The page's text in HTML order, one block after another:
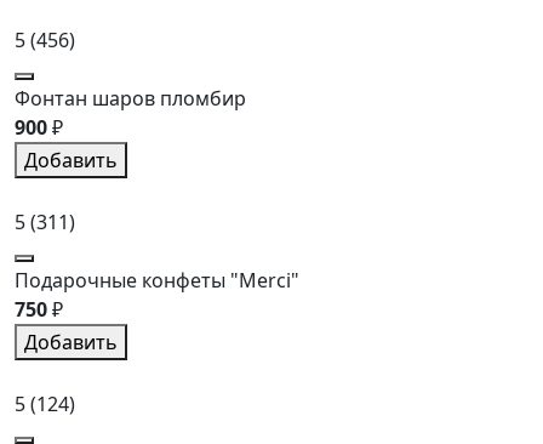
5(456)
Фонтан шаров пломбир
900₽
Добавить
5(311)
Подарочные конфеты "Merci"
750₽
Добавить
5(124)